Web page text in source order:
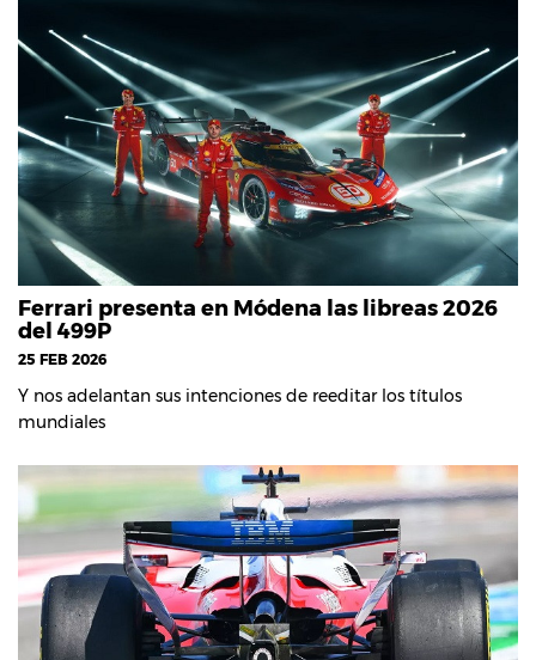
Ferrari presenta en Módena las libreas 2026
del 499P
25 FEB 2026
Y nos adelantan sus intenciones de reeditar los títulos
mundiales